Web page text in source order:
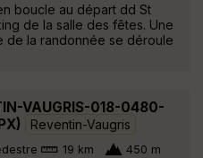
boucle au départ dd St
de la salle des fêtes. Une
de la randonnée se déroule
VAUGRIS-018-0480-
Reventin-Vaugris
19 km 450 m